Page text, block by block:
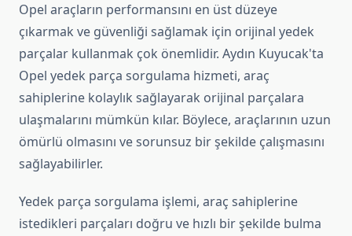
Opel araçların performansını en üst düzeye
çıkarmak ve güvenliği sağlamak için orijinal yedek
parçalar kullanmak çok önemlidir. Aydın Kuyucak'ta
Opel yedek parça sorgulama hizmeti, araç
sahiplerine kolaylık sağlayarak orijinal parçalara
ulaşmalarını mümkün kılar. Böylece, araçlarının uzun
ömürlü olmasını ve sorunsuz bir şekilde çalışmasını
sağlayabilirler.
Yedek parça sorgulama işlemi, araç sahiplerine
istedikleri parçaları doğru ve hızlı bir şekilde bulma